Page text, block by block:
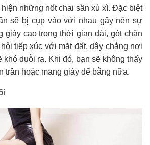
những nốt chai sần xù xì. Đặc biệt
sẽ bị cụp vào với nhau gây nên sự
giày cao trong thời gian dài, gót chân
tiếp xúc với mặt đất, dây chằng nơi
khó duỗi ra. Khi đó, bạn sẽ không thấy
trần hoặc mang giày đế bằng nữa.